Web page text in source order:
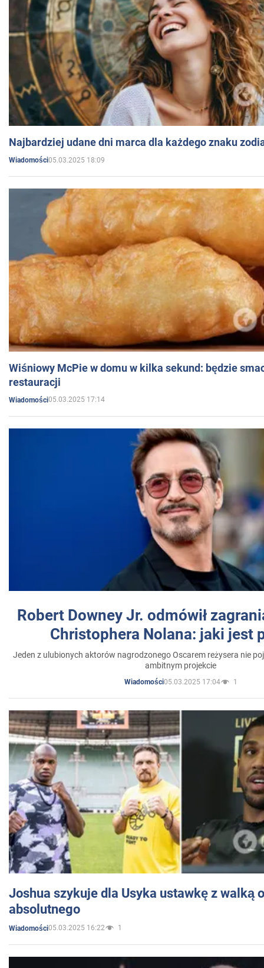
Najbardziej udane dni marca dla każdego znaku
Wiadomości05.03.2025 18:09
Wiśniowy McPie w domu w kilka sekund: będzie
restauracji
Wiadomości05.03.2025 17:14
Robert Downey Jr. odmówił
Christophera Nolana: jaki jest
Jeden z ulubionych aktorów nagrodzonego Oscarem reżysera nie
ambitnym projekcie
Wiadomości05.03.2025 17:04 1
Joshua szykuje dla Usyka ustawkę z walką
absolutnego
Wiadomości05.03.2025 16:22 1